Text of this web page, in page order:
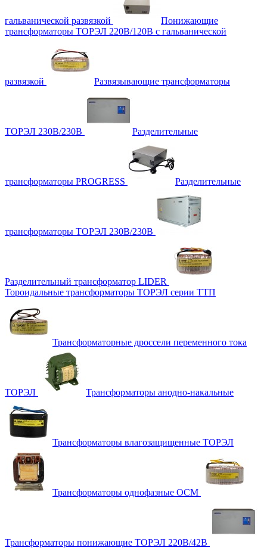
гальванической развязкой
Понижающие
трансформаторы ТОРЭЛ 220В/120В с гальванической
развязкой Развязывающие трансформаторы
ТОРЭЛ 230В/230В Разделительные
трансформаторы PROGRESS Разделительные
трансформаторы ТОРЭЛ 230В/230В
Разделительный трансформатор LIDER
Тороидальные трансформаторы ТОРЭЛ серии ТТП
Трансформаторные дроссели переменного тока
ТОРЭЛ Трансформаторы анодно-накальные
Трансформаторы влагозащищенные ТОРЭЛ
Трансформаторы однофазные ОСМ
Трансформаторы понижающие ТОРЭЛ 220В/42В